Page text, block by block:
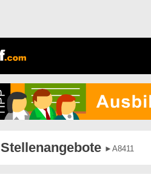
Stellenangebote ►A8411